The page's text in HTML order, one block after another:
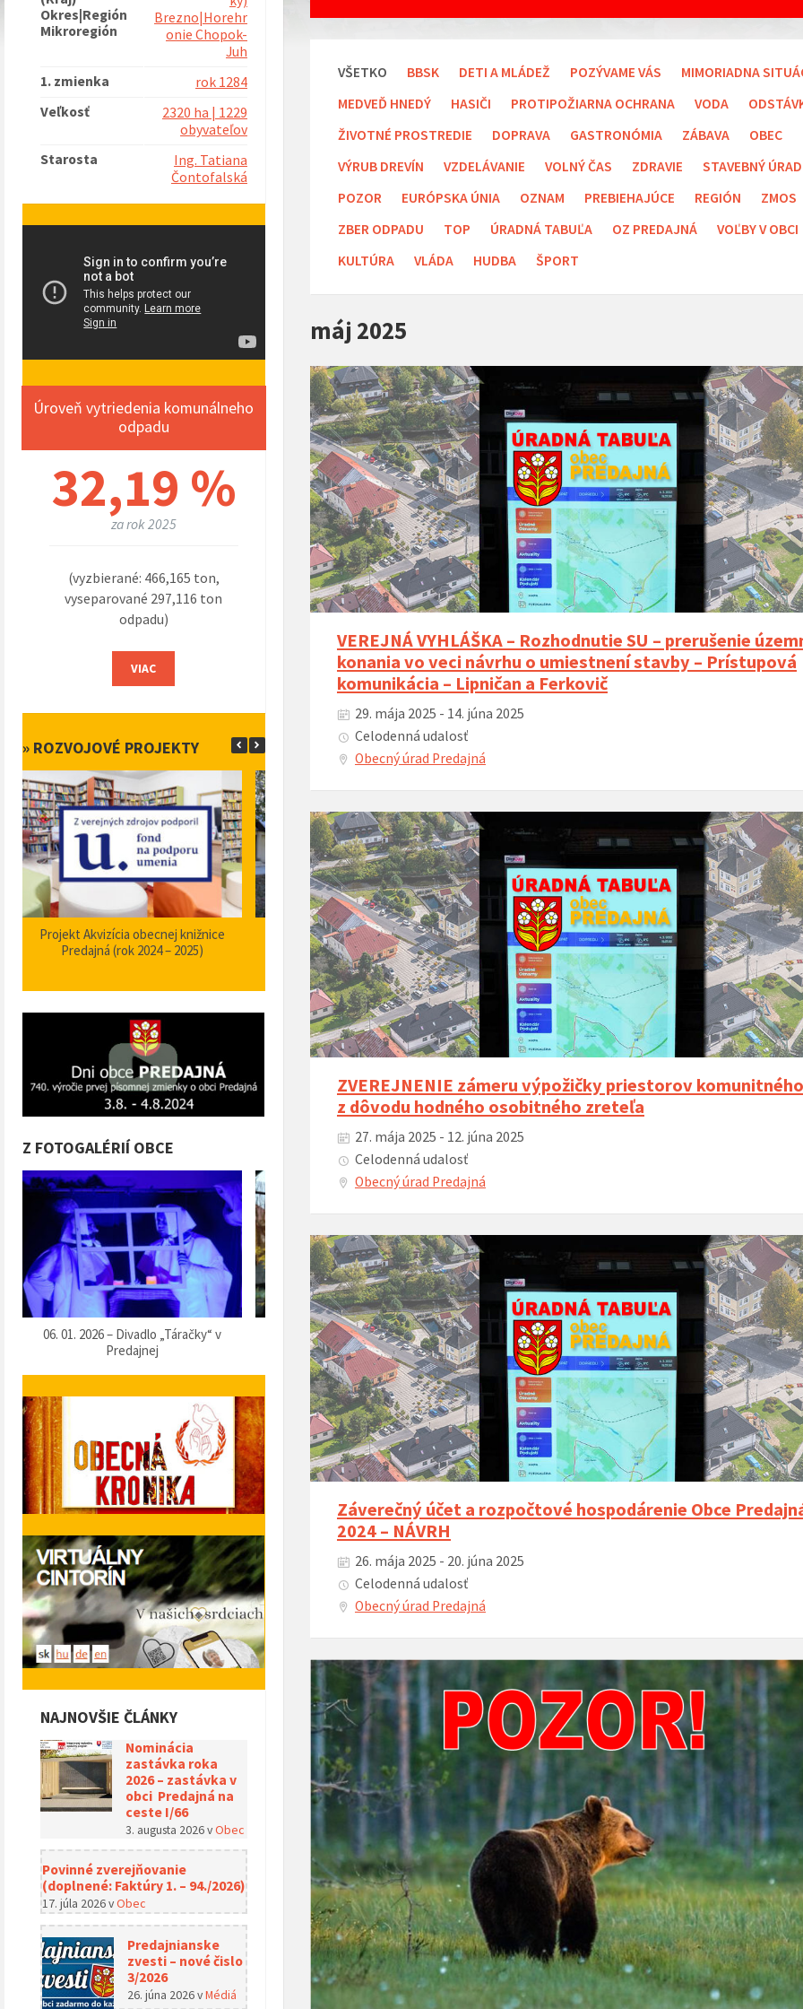
VŠETKO BBSK DETI A MLÁDEŽ POZÝVAME VÁS
MIMORIADNA
MEDVEĎ HNEDÝ
HASIČI PROTIPOŽIARNA OCHRANA VODA
ŽIVOTNÉ PROSTREDIE
DOPRAVA GASTRONÓMIA ZÁBAVA
OBEC
VÝRUB DREVÍN
VZDELÁVANIE VOLNÝ ČAS ZDRAVIE
STAVEBNÝ ÚRAD
POZOR
EURÓPSKA ÚNIA OZNAM PREBIEHAJÚCE REGIÓN
ZMOS
ZBER ODPADU
TOP ÚRADNÁ TABUĽA OZ PREDAJNÁ
VOĽBY V OBCI
KULTÚRA
VLÁDA HUDBA ŠPORT
máj 2025
VEREJNÁ VYHLÁŠKA – Rozhodnutie SU – prerušenie
konania vo veci návrhu o umiestnení stavby – Prístupová
komunikácia – Lipničan a Ferkovič
29. mája 2025 - 14. júna 2025
Celodenná udalosť
Obecný úrad Predajná
ZVEREJNENIE zámeru výpožičky priestorov
z dôvodu hodného osobitného zreteľa
27. mája 2025 - 12. júna 2025
Celodenná udalosť
Obecný úrad Predajná
Záverečný účet a rozpočtové hospodárenie Obce
2024 – NÁVRH
26. mája 2025 - 20. júna 2025
Celodenná udalosť
Obecný úrad Predajná
Okres|Región
Mikroregión
Brezno|Horehr
onie Chopok-
Juh
1. zmienka
rok 1284
Veľkosť
2320 ha | 1229
obyvateľov
Starosta
Ing. Tatiana
Čontofalská
Úroveň vytriedenia komunálneho
odpadu
32,19 %
za rok 2025
(vyzbierané: 466,165 ton,
vyseparované 297,116 ton
odpadu)
VIAC
» ROZVOJOVÉ PROJEKTY
Zabezpečenie zvýšenia bezpečnosti a
plynulosti premávky – I/66 Predajná
Projekt Podpora opatrení k zvyšovaniu
bezpečnosti dopravy a vybudovanie
orientačného informačného systému v
obci Predajná (rok 2023)
Nové autobusové zastávky I/66 (rok
2023)
Rozširenie
Z FOTOGALÉRIÍ OBCE
07. 12. 2025 – Vítanie Mikuláša 05. 12. 2025 – Predvianočný hlas organu
02. 12. 2025 – Posedenie seniorov pri
kapustnici
14. 11. 2025
NAJNOVŠIE ČLÁNKY
Nominácia
zastávka roka
2026 – zastávka v
obci Predajná na
ceste I/66
3. augusta 2026vObec
Povinné zverejňovanie
(doplnené: Faktúry 1. – 94./2026)
17. júla 2026vObec
Predajnianske
zvesti – nové čislo
3/2026
26. júna 2026vMédiá
MDD
Príďte
radosti
zábavy
ihrisko